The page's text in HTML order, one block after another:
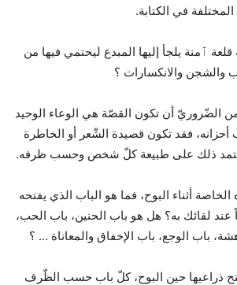
في الكتابة.
ٱمنة يلجأ إليها المبدع ليحتمي فيها من
والشجن والانكسارات ؟
الضّروريّ أن تكون القصّة هي الوعاء الوحيد
أحزانه، فقد تكون قصيدة الشّعر أو الخاطرة
ذلك على طبيعة كلّ شخص وحسب ظرفه.
أثناء البوح، فما هو الباب الذي يفتحه
عند لقائك به؟ هل هو باب الحنين، باب الحب،
باب الوجع، باب الإخفاق والمعاناة … ؟
ذراعيها حين البوح، كلّ باب حسب الظّرف